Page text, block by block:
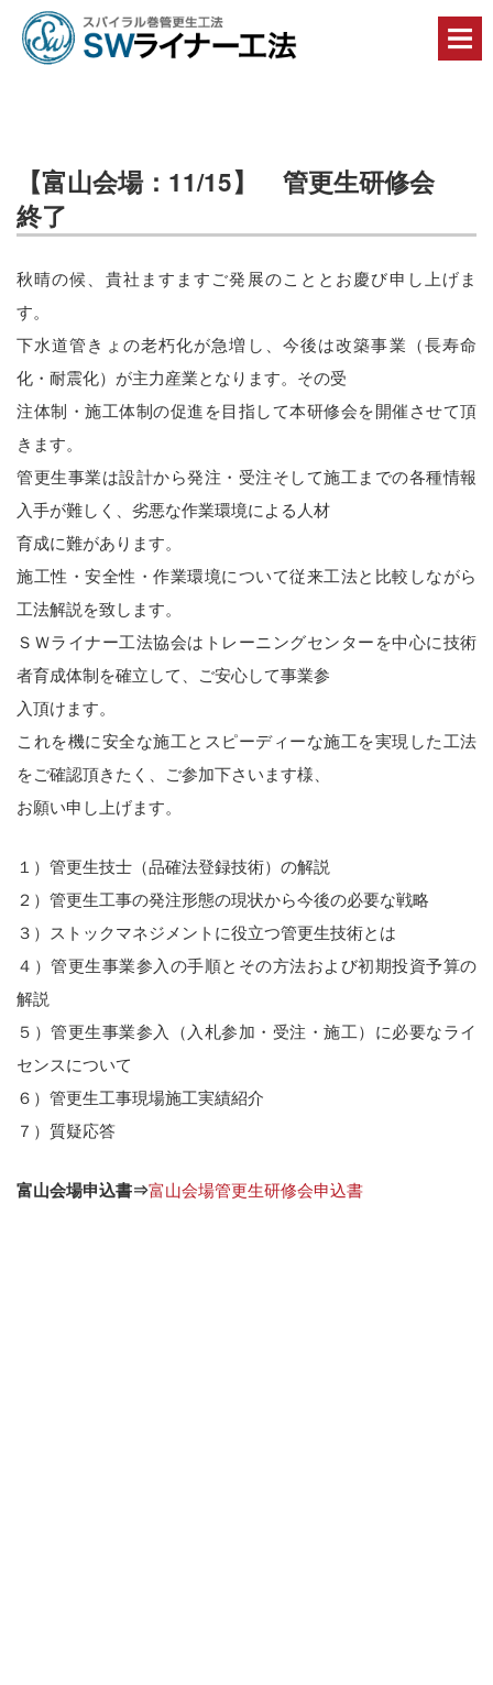
丈
夫
で・
で・
ス
ト
減
に
貢
す
る
Ｓ
Ｗ
イ
ナ
ー
工
【富山会場：11/15】 管更生研修会
終了
秋晴の候、貴社ますますご発展のこととお慶び申し上げま
す。
下水道管きょの老朽化が急増し、今後は改築事業（長寿命
化・耐震化）が主力産業となります。その受
注体制・施工体制の促進を目指して本研修会を開催させて頂
きます。
管更生事業は設計から発注・受注そして施工までの各種情報
入手が難しく、劣悪な作業環境による人材
育成に難があります。
施工性・安全性・作業環境について従来工法と比較しながら
工法解説を致します。
ＳＷライナー工法協会はトレーニングセンターを中心に技術
者育成体制を確立して、ご安心して事業参
入頂けます。
これを機に安全な施工とスピーディーな施工を実現した工法
をご確認頂きたく、ご参加下さいます様、
お願い申し上げます。
１）管更生技士（品確法登録技術）の解説
２）管更生工事の発注形態の現状から今後の必要な戦略
３）ストックマネジメントに役立つ管更生技術とは
４）管更生事業参入の手順とその方法および初期投資予算の
解説
５）管更生事業参入（入札参加・受注・施工）に必要なライ
センスについて
６）管更生工事現場施工実績紹介
７）質疑応答
富山会場申込書⇒富山会場管更生研修会申込書